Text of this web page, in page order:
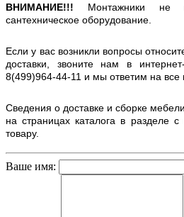
ВНИМАНИЕ!!! Монтажники не
сантехническое оборудование.
Если у вас возникли вопросы
доставки, звоните нам в
8(499)964-44-11 и мы ответим на все
Сведения о доставке и сборке
на страницах каталога в разделе
товару.
Ваше имя: